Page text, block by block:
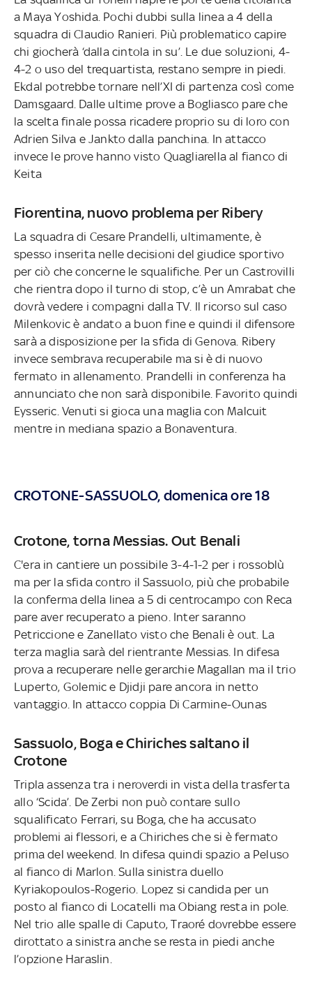
a Maya Yoshida. Pochi dubbi sulla linea a 4 della
squadra di Claudio Ranieri. Più problematico capire
chi giocherà ‘dalla cintola in su’. Le due soluzioni, 4-
4-2 o uso del trequartista, restano sempre in piedi.
Ekdal potrebbe tornare nell’XI di partenza così come
Damsgaard. Dalle ultime prove a Bogliasco pare che
la scelta finale possa ricadere proprio su di loro con
Adrien Silva e Jankto dalla panchina. In attacco
invece le prove hanno visto Quagliarella al fianco di
Keita
Fiorentina, nuovo problema per Ribery
La squadra di Cesare Prandelli, ultimamente, è
spesso inserita nelle decisioni del giudice sportivo
per ciò che concerne le squalifiche. Per un Castrovilli
che rientra dopo il turno di stop, c’è un Amrabat che
dovrà vedere i compagni dalla TV. Il ricorso sul caso
Milenkovic è andato a buon fine e quindi il difensore
sarà a disposizione per la sfida di Genova. Ribery
invece sembrava recuperabile ma si è di nuovo
fermato in allenamento. Prandelli in conferenza ha
annunciato che non sarà disponibile. Favorito quindi
Eysseric. Venuti si gioca una maglia con Malcuit
mentre in mediana spazio a Bonaventura.
CROTONE-SASSUOLO, domenica ore 18
Crotone, torna Messias. Out Benali
C'era in cantiere un possibile 3-4-1-2 per i rossoblù
ma per la sfida contro il Sassuolo, più che probabile
la conferma della linea a 5 di centrocampo con Reca
pare aver recuperato a pieno. Inter saranno
Petriccione e Zanellato visto che Benali è out. La
terza maglia sarà del rientrante Messias. In difesa
prova a recuperare nelle gerarchie Magallan ma il trio
Luperto, Golemic e Djidji pare ancora in netto
vantaggio. In attacco coppia Di Carmine-Ounas
Sassuolo, Boga e Chiriches saltano il
Crotone
Tripla assenza tra i neroverdi in vista della trasferta
allo ‘Scida’. De Zerbi non può contare sullo
squalificato Ferrari, su Boga, che ha accusato
problemi ai flessori, e a Chiriches che si è fermato
prima del weekend. In difesa quindi spazio a Peluso
al fianco di Marlon. Sulla sinistra duello
Kyriakopoulos-Rogerio. Lopez si candida per un
posto al fianco di Locatelli ma Obiang resta in pole.
Nel trio alle spalle di Caputo, Traoré dovrebbe essere
dirottato a sinistra anche se resta in piedi anche
l’opzione Haraslin.